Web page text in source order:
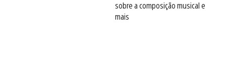
sobre a composição musical e
mais